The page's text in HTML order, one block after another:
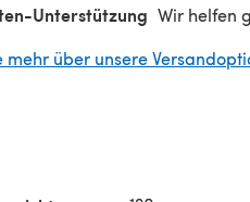
Unterstützung Wir helfen
mehr über unsere